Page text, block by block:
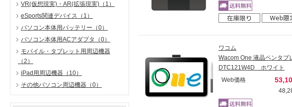
VR(仮想現実)・AR(拡張現実) （1）
eSports関連デバイス （1）
パソコン本体用バッテリー （0）
パソコン本体用ACアダプタ
（0）
モバイル・タブレット用周辺機器
（2）
iPad用周辺機器 （10）
その他パソコン周辺機器 （0）
ワコム
Wacom One 液晶ペンタブ
DTC121W4D ホワイト
Web価格